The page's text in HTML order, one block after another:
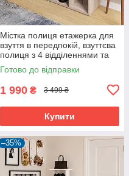
Містка полиця етажерка для
взуття в передпокій, взуттєва
полиця з 4 відділеннями та
тримачем для парасольки в
будинок
Готово до відправки
1 990 ₴ 3 499 ₴
Купити
–35%